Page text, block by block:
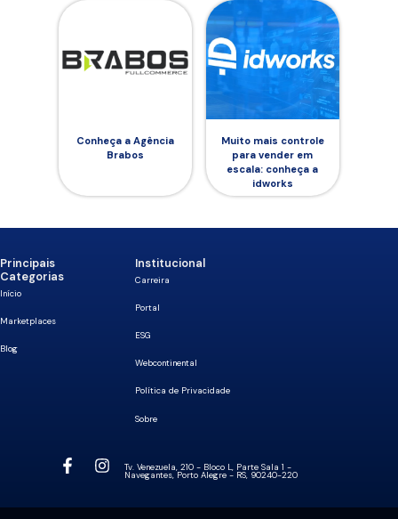
Conheça a Agência
Brabos
Muito mais controle
para vender em
escala: conheça a
idworks
Principais
Categorias
Início
Marketplaces
Blog
Institucional
Carreira
Portal
ESG
Webcontinental
Política de Privacidade
Sobre
Tv. Venezuela, 210 - Bloco L, Parte Sala 1 -
Navegantes, Porto Alegre - RS, 90240-220